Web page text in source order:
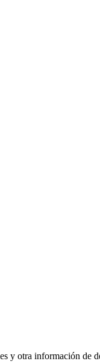
y otra información de